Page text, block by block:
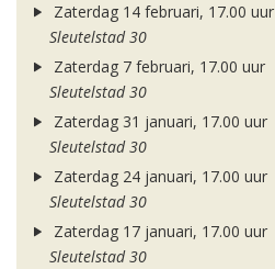
Zaterdag 14 februari, 17.00 uur
Sleutelstad 30
Zaterdag 7 februari, 17.00 uur
Sleutelstad 30
Zaterdag 31 januari, 17.00 uur
Sleutelstad 30
Zaterdag 24 januari, 17.00 uur
Sleutelstad 30
Zaterdag 17 januari, 17.00 uur
Sleutelstad 30